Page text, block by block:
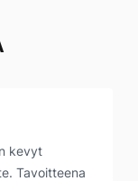
kevyt
Tavoitteena